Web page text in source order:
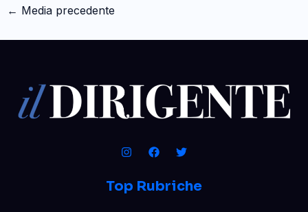
← Media precedente
Top Rubriche